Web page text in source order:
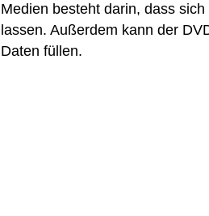
Medien besteht darin, dass
lassen. Außerdem kann der
Daten füllen.